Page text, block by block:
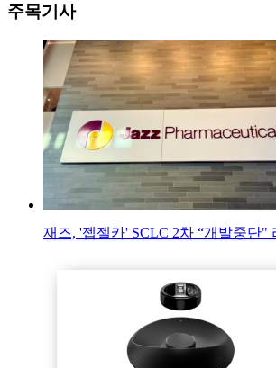
주목기사
재즈, '젭젤카' SCLC 2차 “개발중단"